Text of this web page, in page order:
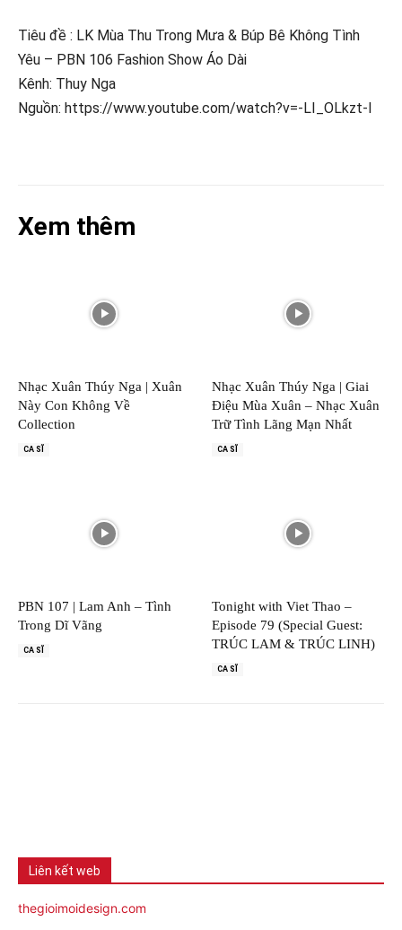
Tiêu đề : LK Mùa Thu Trong Mưa & Búp Bê Không Tình
Yêu – PBN 106 Fashion Show Áo Dài
Kênh: Thuy Nga
Nguồn: https://www.youtube.com/watch?v=-LI_OLkzt-I
Xem thêm
Nhạc Xuân Thúy Nga | Xuân
Này Con Không Về
Collection
CA SĨ
Nhạc Xuân Thúy Nga | Giai
Điệu Mùa Xuân – Nhạc Xuân
Trữ Tình Lãng Mạn Nhất
CA SĨ
PBN 107 | Lam Anh – Tình
Trong Dĩ Vãng
CA SĨ
Tonight with Viet Thao –
Episode 79 (Special Guest:
TRÚC LAM & TRÚC LINH)
CA SĨ
Liên kết web
thegioimoidesign.com